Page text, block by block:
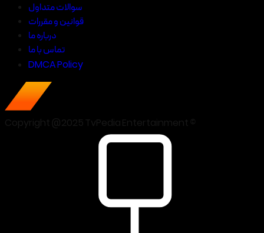
سوالات متداول
قوانین و مقررات
درباره ما
تماس با ما
DMCA Policy